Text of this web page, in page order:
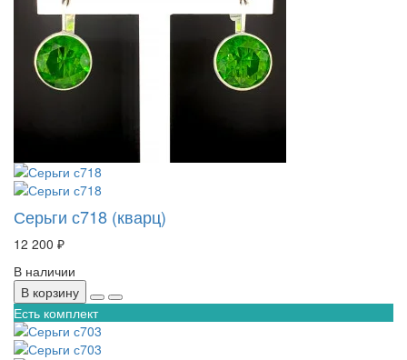
Серьги с718 (кварц)
12 200 ₽
В наличии
В корзину
Есть комплект